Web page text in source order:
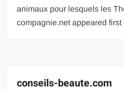
animaux pour lesquels les
compagnie.net appeared first
conseils-beaute.com